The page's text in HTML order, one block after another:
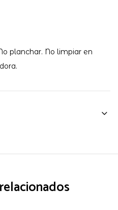
planchar. No limpiar en